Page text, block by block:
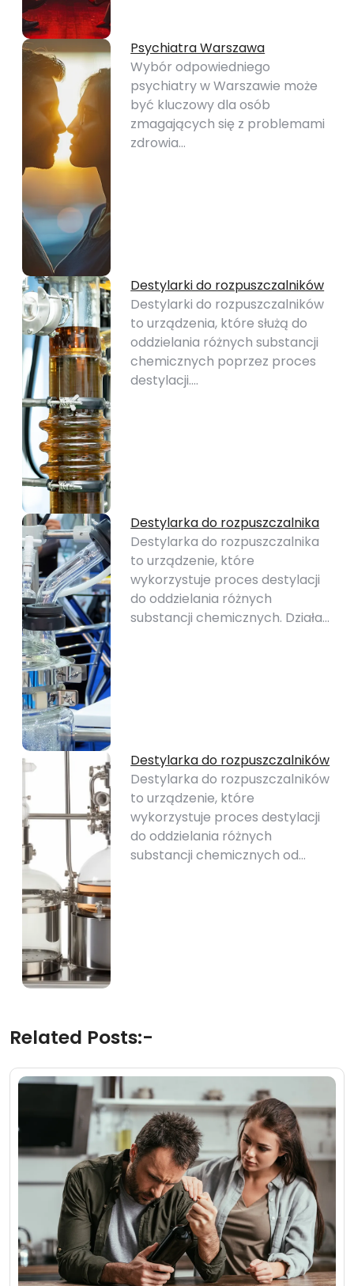
Psychiatra Warszawa
Wybór odpowiedniego
psychiatry w Warszawie może
być kluczowy dla osób
zmagających się z problemami
zdrowia…
Destylarki do rozpuszczalników
Destylarki do rozpuszczalników
to urządzenia, które służą do
oddzielania różnych substancji
chemicznych poprzez proces
destylacji.…
Destylarka do rozpuszczalnika
Destylarka do rozpuszczalnika
to urządzenie, które
wykorzystuje proces destylacji
do oddzielania różnych
substancji chemicznych. Działa…
Destylarka do rozpuszczalników
Destylarka do rozpuszczalników
to urządzenie, które
wykorzystuje proces destylacji
do oddzielania różnych
substancji chemicznych od…
Related Posts:-